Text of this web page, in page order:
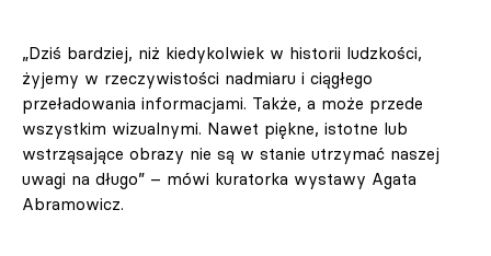
„Dziś bardziej, niż kiedykolwiek w historii ludzkości,
żyjemy w rzeczywistości nadmiaru i ciągłego
przeładowania informacjami. Także, a może przede
wszystkim wizualnymi. Nawet piękne, istotne lub
wstrząsające obrazy nie są w stanie utrzymać naszej
uwagi na długo” – mówi kuratorka wystawy Agata
Abramowicz.